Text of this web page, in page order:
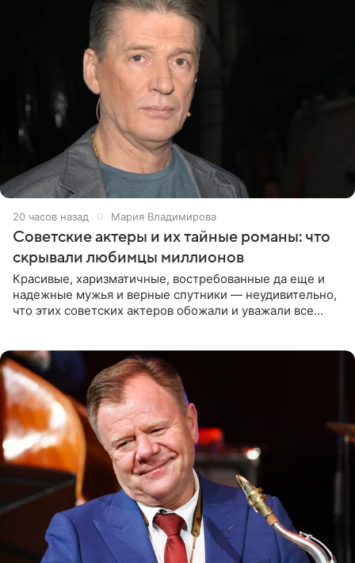
20 часов назад Мария Владимирова
Советские актеры и их тайные романы: что
скрывали любимцы миллионов
Красивые, харизматичные, востребованные да еще и
надежные мужья и верные спутники — неудивительно,
что этих советских актеров обожали и уважали все